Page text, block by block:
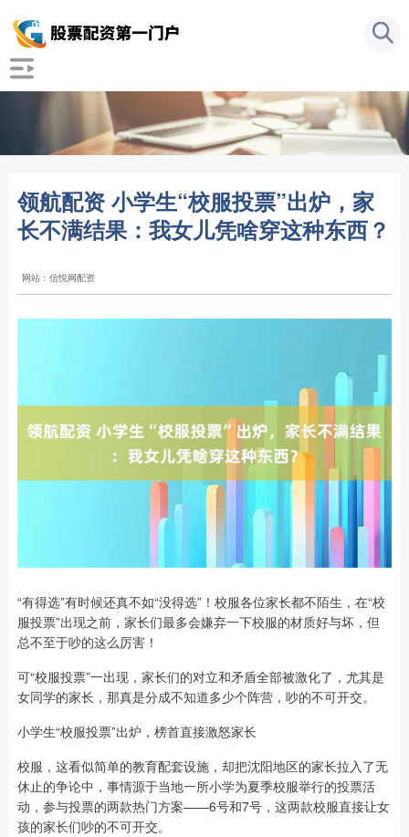
领航配资 小学生“校服投票”出炉，家
长不满结果：我女儿凭啥穿这种东西？
网站：信悦网配资
“有得选”有时候还真不如“没得选”！校服各位家长都不陌生，在“校
服投票”出现之前，家长们最多会嫌弃一下校服的材质好与坏，但
总不至于吵的这么厉害！
可“校服投票”一出现，家长们的对立和矛盾全部被激化了，尤其是
女同学的家长，那真是分成不知道多少个阵营，吵的不可开交。
小学生“校服投票”出炉，榜首直接激怒家长
校服，这看似简单的教育配套设施，却把沈阳地区的家长拉入了无
休止的争论中，事情源于当地一所小学为夏季校服举行的投票活
动，参与投票的两款热门方案——6号和7号，这两款校服直接让女
孩的家长们吵的不可开交。